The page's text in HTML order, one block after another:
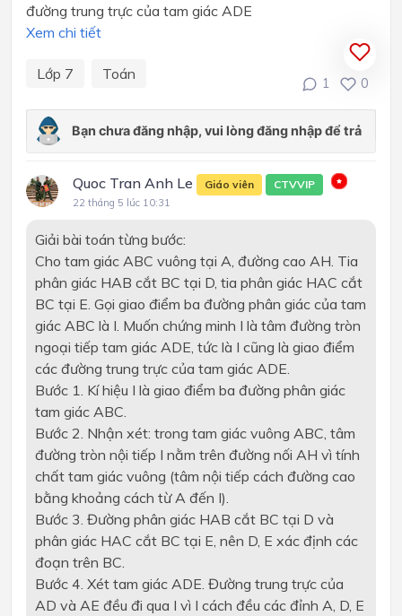
đường trung trực của tam giác ADE
Xem chi tiết
Lớp 7 Toán
1 0
Quoc Tran Anh Le Giáo viên CTVVIP
22 tháng 5 lúc 10:31
Giải bài toán từng bước:
Cho tam giác ABC vuông tại A, đường cao AH. Tia
phân giác HAB cắt BC tại D, tia phân giác HAC cắt
BC tại E. Gọi giao điểm ba đường phân giác của tam
giác ABC là I. Muốn chứng minh I là tâm đường tròn
ngoại tiếp tam giác ADE, tức là I cũng là giao điểm
các đường trung trực của tam giác ADE.
Bước 1. Kí hiệu I là giao điểm ba đường phân giác
tam giác ABC.
Bước 2. Nhận xét: trong tam giác vuông ABC, tâm
đường tròn nội tiếp I nằm trên đường nối AH vì tính
chất tam giác vuông (tâm nội tiếp cách đường cao
bằng khoảng cách từ A đến I).
Bước 3. Đường phân giác HAB cắt BC tại D và
phân giác HAC cắt BC tại E, nên D, E xác định các
đoạn trên BC.
Bước 4. Xét tam giác ADE. Đường trung trực của
AD và AE đều đi qua I vì I cách đều các đỉnh A, D, E